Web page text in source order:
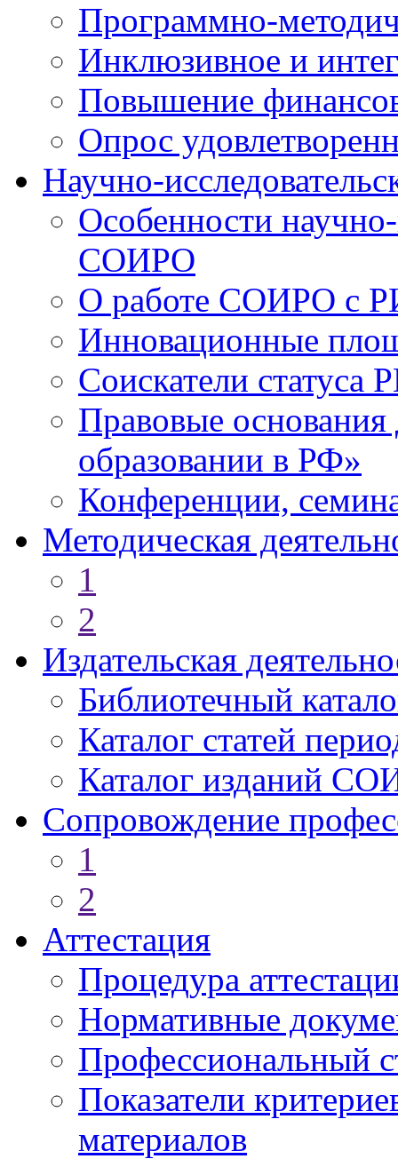
Программно-
Инклюзивное и
Повышение
Опрос
Научно-
Особенности
СОИРО
О работе СОИРО с
Инновационные
Соискатели статуса
Правовые
образовании в РФ»
Конференции,
Методическая
1
2
Издательская
Библиотечный
Каталог статей
Каталог изданий
Сопровождение
1
2
Аттестация
Процедура
Нормативные
Профессиональный
Показатели
материалов